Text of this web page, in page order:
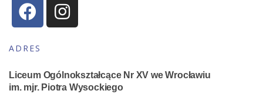
ADRES
Liceum Ogólnokształcące Nr XV we Wrocławiu
im. mjr. Piotra Wysockiego